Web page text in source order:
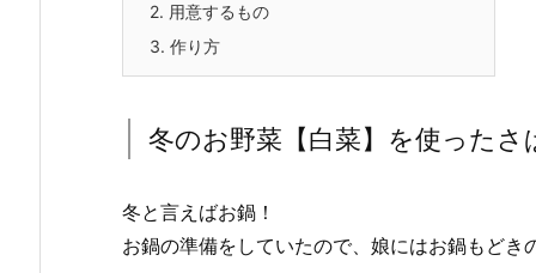
2. 用意するもの
3. 作り方
冬のお野菜【白菜】を使ったさ
冬と言えばお鍋！
お鍋の準備をしていたので、娘にはお鍋もど